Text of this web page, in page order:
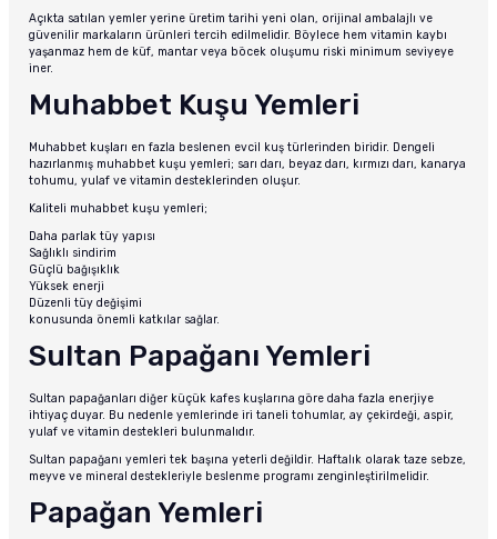
Açıkta satılan yemler yerine üretim tarihi yeni olan, orijinal ambalajlı ve
güvenilir markaların ürünleri tercih edilmelidir. Böylece hem vitamin kaybı
yaşanmaz hem de küf, mantar veya böcek oluşumu riski minimum seviyeye
iner.
Muhabbet Kuşu Yemleri
Muhabbet kuşları en fazla beslenen evcil kuş türlerinden biridir. Dengeli
hazırlanmış muhabbet kuşu yemleri; sarı darı, beyaz darı, kırmızı darı, kanarya
tohumu, yulaf ve vitamin desteklerinden oluşur.
Kaliteli muhabbet kuşu yemleri;
Daha parlak tüy yapısı
Sağlıklı sindirim
Güçlü bağışıklık
Yüksek enerji
Düzenli tüy değişimi
konusunda önemli katkılar sağlar.
Sultan Papağanı Yemleri
Sultan papağanları diğer küçük kafes kuşlarına göre daha fazla enerjiye
ihtiyaç duyar. Bu nedenle yemlerinde iri taneli tohumlar, ay çekirdeği, aspir,
yulaf ve vitamin destekleri bulunmalıdır.
Sultan papağanı yemleri tek başına yeterli değildir. Haftalık olarak taze sebze,
meyve ve mineral destekleriyle beslenme programı zenginleştirilmelidir.
Papağan Yemleri